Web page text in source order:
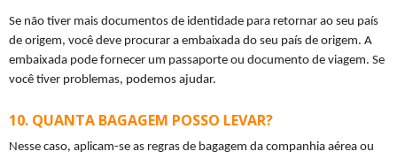
Se não tiver mais documentos de identidade para retornar ao seu país
de origem, você deve procurar a embaixada do seu país de origem. A
embaixada pode fornecer um passaporte ou documento de viagem. Se
você tiver problemas, podemos ajudar.
QUANTA BAGAGEM POSSO LEVAR?
Nesse caso, aplicam-se as regras de bagagem da companhia aérea ou